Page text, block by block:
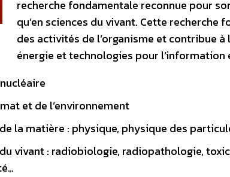
recherche fondamentale reconnue pour
qu’en sciences du vivant. Cette
des activités de l’organisme et contribue
énergie et technologies pour l’information
et de l’environnement
la matière : physique, physique des
vivant : radiobiologie, radiopathologie,